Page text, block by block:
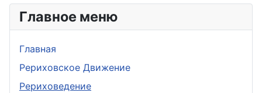
Главное меню
Главная
Рериховское Движение
Рериховедение